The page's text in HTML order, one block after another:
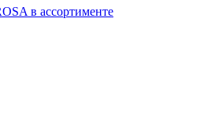
в ассортименте